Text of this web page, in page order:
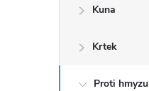
í
Kuna
Krtek
Proti hmyzu